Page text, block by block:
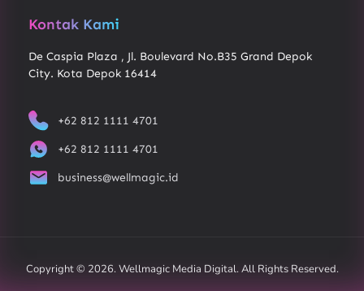
Kontak Kami
De Caspia Plaza , Jl. Boulevard No.B35 Grand Depok
City. Kota Depok 16414
+62 812 1111 4701
+62 812 1111 4701
business@wellmagic.id
Copyright © 2026. Wellmagic Media Digital. All Rights Reserved.